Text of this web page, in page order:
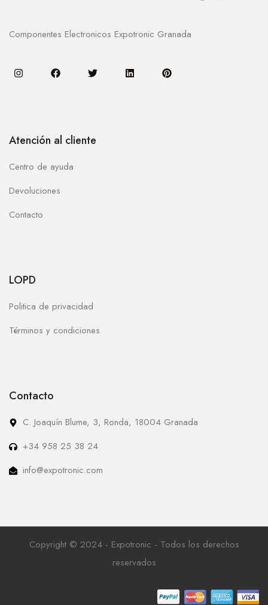
Componentes Electronicos Expotronic Granada
Atención al cliente
Centro de ayuda
Devoluciones
Contacto
LOPD
Politica de privacidad
Términos y condiciones
Contacto
C. Joaquín Blume, 3, Ronda, 18004 Granada
+34 958 25 38 24
info@expotronic.com
Copyright © 2024 - Expotronic - Todos los derechos
reservados